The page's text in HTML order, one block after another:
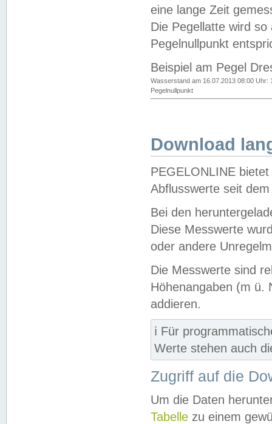
eine lange Zeit
Die Pegellatte wird
Pegelnullpunkt
Beispiel am Pegel
Wasserstand am 16.07.2013 08:00 Uhr:
Pegelnullpunkt
Download
PEGELONLINE
Abflusswerte seit
Bei den
Diese Messwerte
oder andere
Die Messwerte sind
Höhenangaben (m ü.
addieren.
ℹ️ Für
Werte stehen auch
Zugriff auf die
Um die Daten
Tabelle zu einem